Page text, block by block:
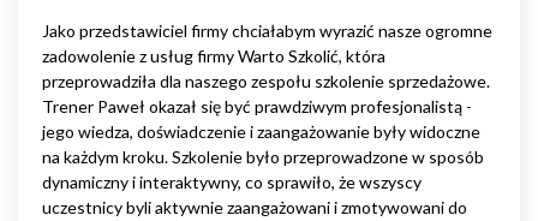
Jako przedstawiciel firmy chciałabym wyrazić nasze ogromne
zadowolenie z usług firmy Warto Szkolić, która
przeprowadziła dla naszego zespołu szkolenie sprzedażowe.
Trener Paweł okazał się być prawdziwym profesjonalistą -
jego wiedza, doświadczenie i zaangażowanie były widoczne
na każdym kroku. Szkolenie było przeprowadzone w sposób
dynamiczny i interaktywny, co sprawiło, że wszyscy
uczestnicy byli aktywnie zaangażowani i zmotywowani do